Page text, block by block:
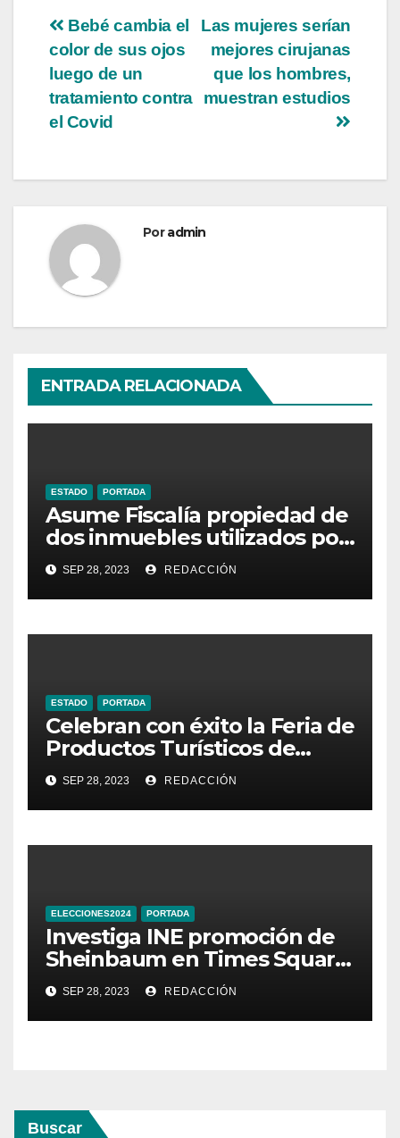
Las mujeres serían
mejores cirujanas
que los hombres,
muestran estudios
Bebé cambia el
color de sus ojos
luego de un
tratamiento contra
el Covid
Poradmin
ENTRADA RELACIONADA
ESTADO PORTADA
Asume Fiscalía propiedad de
dos inmuebles utilizados por
la delincuencia
SEP 28, 2023 REDACCIÓN
ESTADO PORTADA
Celebran con éxito la Feria de
Productos Turísticos de
Guanajuato
SEP 28, 2023 REDACCIÓN
ELECCIONES2024 PORTADA
Investiga INE promoción de
Sheinbaum en Times Square
de Nueva York
SEP 28, 2023 REDACCIÓN
Buscar